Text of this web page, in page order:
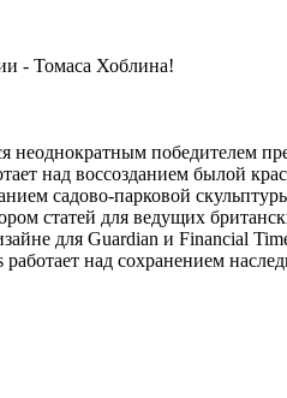
- Томаса Хоблина!
неоднократным победителем
над воссозданием былой
садово-парковой
статей для ведущих
для Guardian и Financial
над сохранением